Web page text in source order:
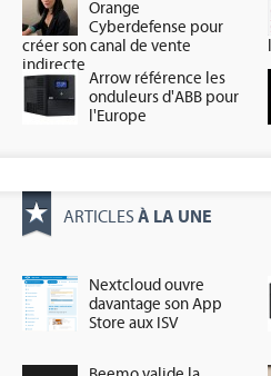
Orange
Cyberdefense pour
créer son canal de vente
indirecte
Arrow référence les
onduleurs d'ABB pour
l'Europe
ARTICLES À LA UNE
Nextcloud ouvre
davantage son App
Store aux ISV